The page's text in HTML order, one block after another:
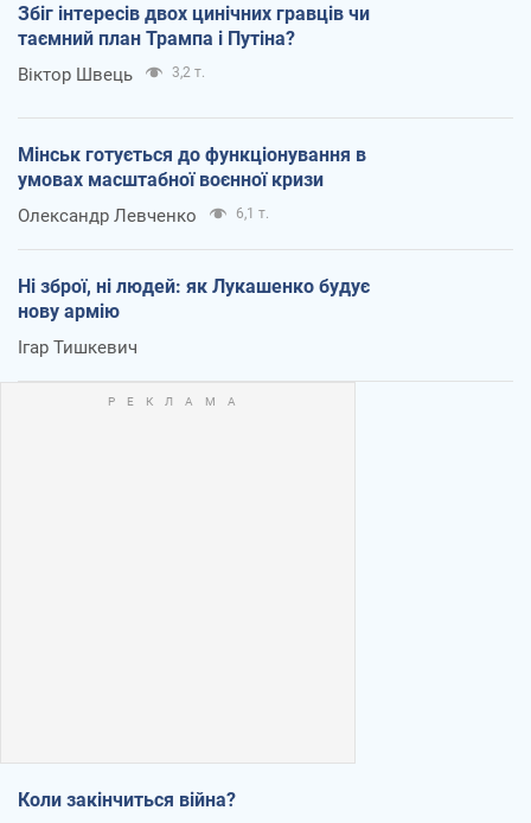
Збіг інтересів двох цинічних гравців чи
таємний план Трампа і Путіна?
Віктор Швець 3,2 т.
Мінськ готується до функціонування в
умовах масштабної воєнної кризи
Олександр Левченко 6,1 т.
Ні зброї, ні людей: як Лукашенко будує
нову армію
Ігар Тишкевич
Коли закінчиться війна?